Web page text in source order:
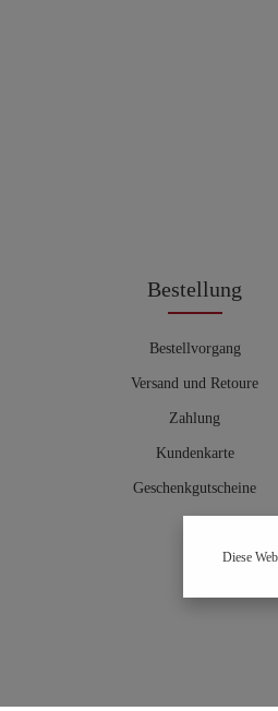
Bestellung
Bestellvorgang
Versand und Retoure
Zahlung
Kundenkarte
Geschenkgutscheine
Diese